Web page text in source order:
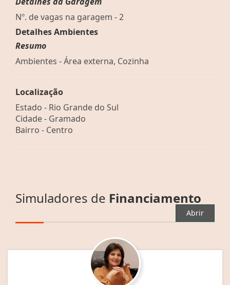
Nº. de vagas na garagem - 2
Detalhes Ambientes
Resumo
Ambientes - Área externa, Cozinha
Localização
Estado - Rio Grande do Sul
Cidade - Gramado
Bairro - Centro
Simuladores de Financiamento
Abrir